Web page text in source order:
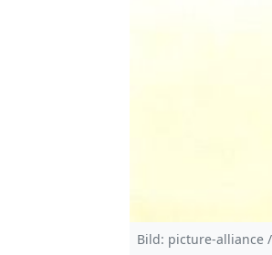
Bild: picture-alliance